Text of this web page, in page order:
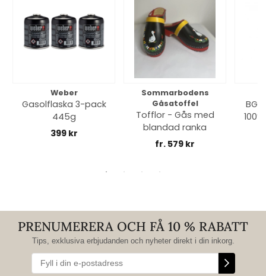
Weber
Gasolflaska 3-pack
445g
399 kr
Sommarbodens
Gåsatoffel
Tofflor - Gås med
blandad ranka
fr. 579 kr
PRENUMERERA OCH FÅ 10 % RABATT
Tips, exklusiva erbjudanden och nyheter direkt i din inkorg.